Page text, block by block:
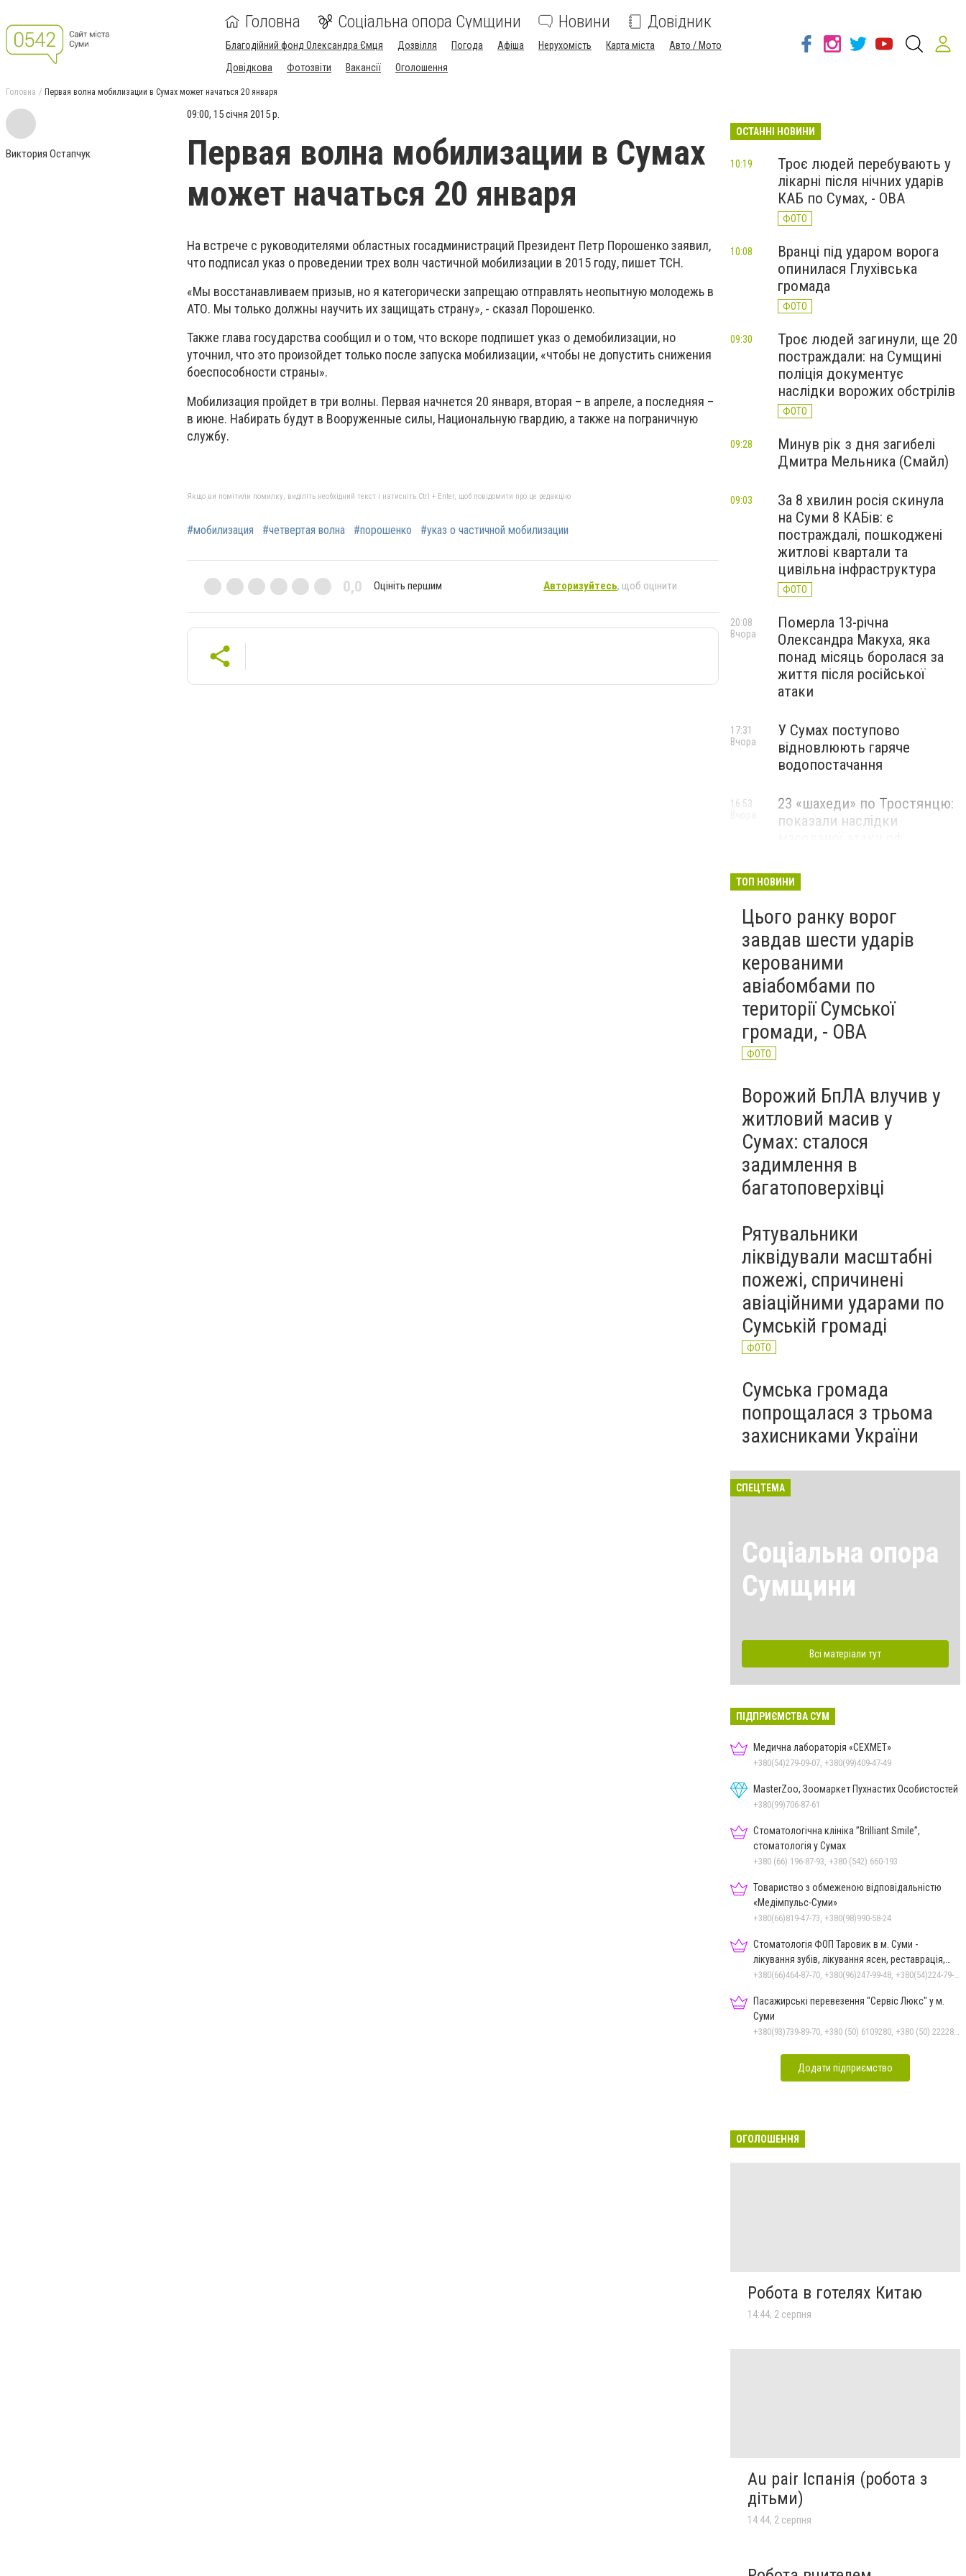
Головна Соціальна опора Сумщини Новини Довідник
Благодійний фонд Олександра Ємця Дозвілля Погода Афіша Нерухомість Карта міста
Авто / Мото
Довідкова
Фотозвіти Вакансії Оголошення
Головна Первая волна мобилизации в Сумах может начаться 20 января
Виктория Остапчук
09:00, 15 січня 2015 р.
Первая волна мобилизации в Сумах
может начаться 20 января
На встрече с руководителями областных госадминистраций Президент Петр Порошенко заявил,
что подписал указ о проведении трех волн частичной мобилизации в 2015 году, пишет ТСН.
«Мы восстанавливаем призыв, но я категорически запрещаю отправлять неопытную молодежь в
АТО. Мы только должны научить их защищать страну», - сказал Порошенко.
Также глава государства сообщил и о том, что вскоре подпишет указ о демобилизации, но
уточнил, что это произойдет только после запуска мобилизации, «чтобы не допустить снижения
боеспособности страны».
Мобилизация пройдет в три волны. Первая начнется 20 января, вторая – в апреле, а последняя –
в июне. Набирать будут в Вооруженные силы, Национальную гвардию, а также на пограничную
службу.
Якщо ви помітили помилку, виділіть необхідний текст і натисніть Ctrl + Enter, щоб повідомити про це редакцію
#мобилизация #четвертая волна #порошенко #указ о частичной мобилизации
0,0 Оцініть першим Авторизуйтесь, щоб оцінити
ОСТАННІ НОВИНИ
Троє людей перебувають у
лікарні після нічних ударів
КАБ по Сумах, - ОВА
ФОТО
10:19
Вранці під ударом ворога
опинилася Глухівська
громада
ФОТО
10:08
Троє людей загинули, ще 20
постраждали: на Сумщині
поліція документує
наслідки ворожих обстрілів
ФОТО
09:30
Минув рік з дня загибелі
Дмитра Мельника (Смайл)
09:28
За 8 хвилин росія скинула
на Суми 8 КАБів: є
постраждалі, пошкоджені
житлові квартали та
цивільна інфраструктура
ФОТО
09:03
Померла 13-річна
Олександра Макуха, яка
понад місяць боролася за
життя після російської
атаки
20:08
Вчора
У Сумах поступово
відновлюють гаряче
водопостачання
17:31
Вчора
23 «шахеди» по Тростянцю:
показали наслідки
16:53
ТОП НОВИНИ
Цього ранку ворог
завдав шести ударів
керованими
авіабомбами по
території Сумської
громади, - ОВА
ФОТО
Ворожий БпЛА влучив у
житловий масив у
Сумах: сталося
задимлення в
багатоповерхівці
Рятувальники
ліквідували масштабні
пожежі, спричинені
авіаційними ударами по
Сумській громаді
ФОТО
Сумська громада
попрощалася з трьома
захисниками України
СПЕЦТЕМА
Соціальна опора
Сумщини
Всі матеріали тут
ПІДПРИЄМСТВА СУМ
Медична лабораторія «СЕХМЕТ»
+380(54)279-09-07, +380(99)409-47-49
MasterZoo, Зоомаркет Пухнастих Особистостей
+380(99)706-87-61
Стоматологічна клініка ”Brilliant Smile”,
стоматологія у Сумах
+380 (66) 196-87-93, +380 (542) 660-193
Товариство з обмеженою відповідальністю
«Медімпульс-Суми»
+380(66)819-47-73, +380(98)990-58-24
Стоматологія ФОП Таровик в м. Суми -
лікування зубів, лікування ясен, реставрація,
протезування
Пасажирські перевезення "Сервіс Люкс" у м.
Суми
Додати підприємство
ОГОЛОШЕННЯ
Робота в готелях Китаю
14:44, 2 серпня
Au pair Іспанія (робота з
дітьми)
14:44, 2 серпня